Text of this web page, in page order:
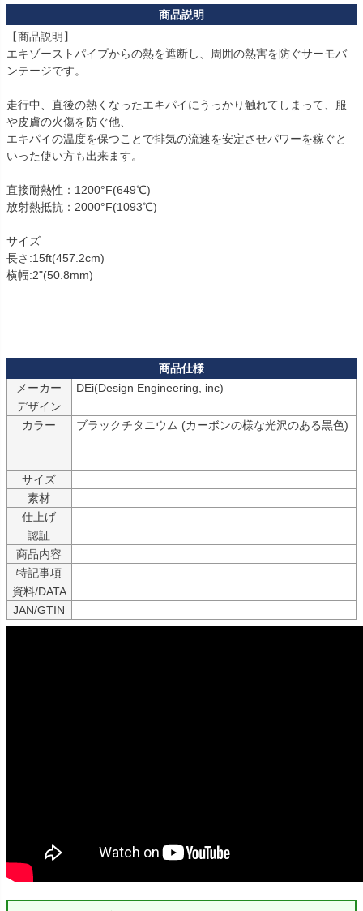
【商品説明】
エキゾーストパイプからの熱を遮断し、周囲の熱害を防ぐサーモバ
ンテージです。
走行中、直後の熱くなったエキパイにうっかり触れてしまって、服
や皮膚の火傷を防ぐ他、
エキパイの温度を保つことで排気の流速を安定させパワーを稼ぐと
いった使い方も出来ます。
直接耐熱性：1200°F(649℃)
放射熱抵抗：2000°F(1093℃)
サイズ
長さ:15ft(457.2cm)
横幅:2"(50.8mm)
メーカー
デザイン
カラー
ブラックチタニウム (カーボンの様な光沢のある黒色)
サイズ
素材
仕上げ
認証
商品内容
特記事項
資料/DATA
JAN/GTIN